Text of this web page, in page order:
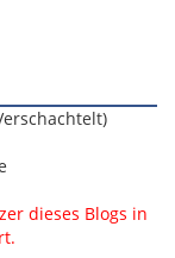
dieses Blogs in